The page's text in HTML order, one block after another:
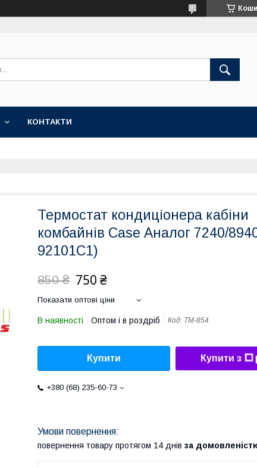
КОНТАКТИ
Термостат кондиціонера кабіни
комбайнів Case Аналог 7240/
92101C1)
850 ₴ 750 ₴
Показати оптові ціни
В наявності Оптом і в роздріб Код: TM-854
Купити Купити з
+380 (68) 235-60-73
повернення товару протягом 14 днів за